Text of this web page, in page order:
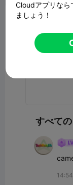
コメント
すべて
Cloudアプリなら
ましょう！